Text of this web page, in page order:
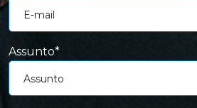
Assunto*